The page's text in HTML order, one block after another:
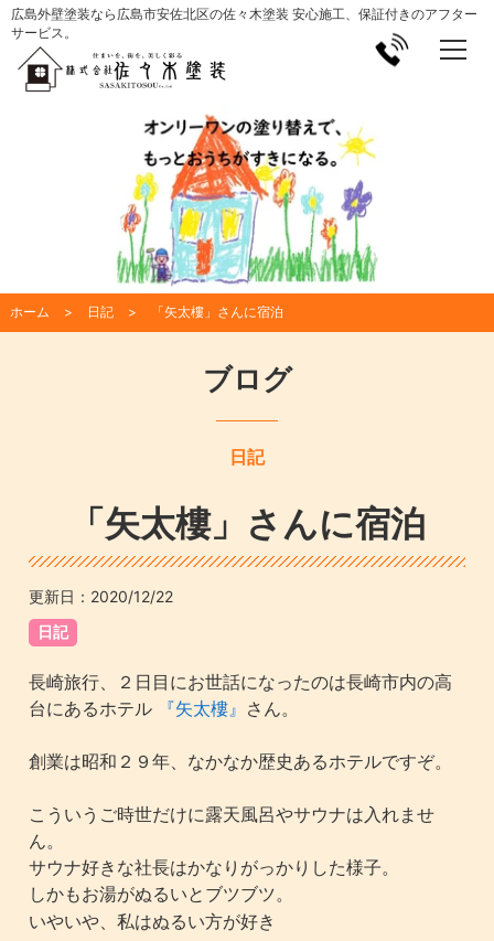
広島外壁塗装なら広島市安佐北区の佐々木塗装 安心施工、保証付きのアフター
サービス。
ホーム 日記 「矢太樓」さんに宿泊
ブログ
日記
「矢太樓」さんに宿泊
更新日： 2020/12/22
日記
長崎旅行、２日目にお世話になったのは長崎市内の高
台にあるホテル 『矢太樓』 さん。
創業は昭和２９年、なかなか歴史あるホテルですぞ。
こういうご時世だけに露天風呂やサウナは入れませ
ん。
サウナ好きな社長はかなりがっかりした様子。
しかもお湯がぬるいとブツブツ。
いやいや、私はぬるい方が好き